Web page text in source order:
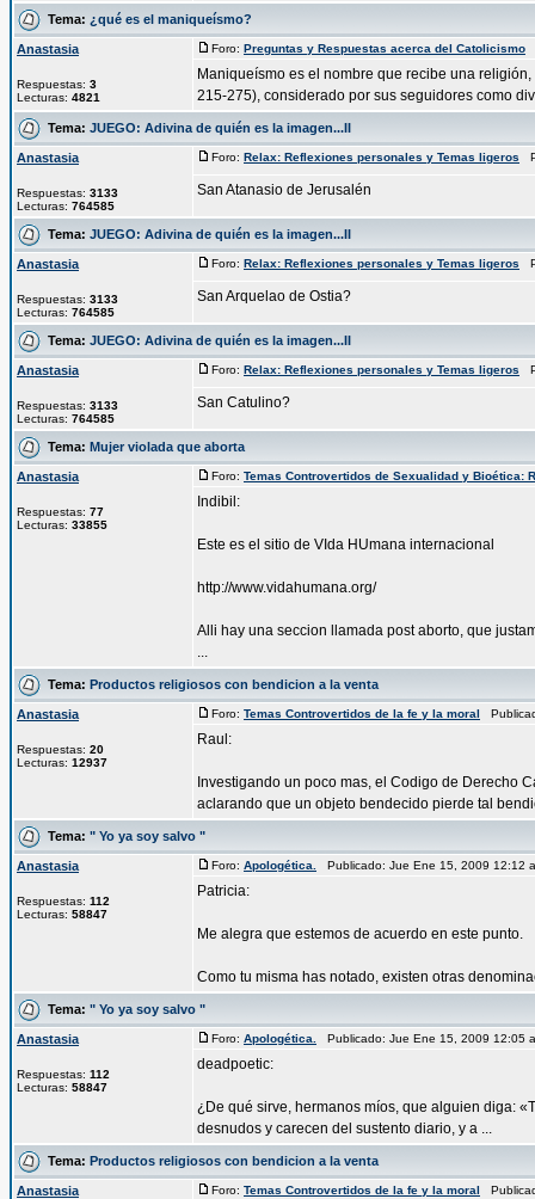
Tema: ¿qué es el maniqueísmo?
Anastasia
Respuestas: 3
Lecturas: 4821
Foro: Preguntas y Respuestas acerca del Catolicismo
Maniqueísmo es el nombre que recibe una
215-275), considerado por sus seguidores como
Tema: JUEGO: Adivina de quién es la imagen...II
Anastasia
Respuestas: 3133
Lecturas: 764585
Foro: Relax: Reflexiones personales y Temas ligeros
San Atanasio de Jerusalén
Tema: JUEGO: Adivina de quién es la imagen...II
Anastasia
Respuestas: 3133
Lecturas: 764585
Foro: Relax: Reflexiones personales y Temas ligeros
San Arquelao de Ostia?
Tema: JUEGO: Adivina de quién es la imagen...II
Anastasia
Respuestas: 3133
Lecturas: 764585
Foro: Relax: Reflexiones personales y Temas ligeros
San Catulino?
Tema: Mujer violada que aborta
Anastasia
Respuestas: 77
Lecturas: 33855
Foro: Temas Controvertidos de Sexualidad y Bioética:
Indibil:
Este es el sitio de VIda HUmana internacional
http://www.vidahumana.org/
Alli hay una seccion llamada post aborto, que
...
Tema: Productos religiosos con bendicion a la venta
Anastasia
Respuestas: 20
Lecturas: 12937
Foro: Temas Controvertidos de la fe y la moral
Raul:
Investigando un poco mas, el Codigo de Derecho
aclarando que un objeto bendecido pierde tal
Tema: " Yo ya soy salvo "
Anastasia
Respuestas: 112
Lecturas: 58847
Foro: Apologética. Publicado: Jue Ene 15, 2009 12:12
Patricia:
Me alegra que estemos de acuerdo en este punto.
Como tu misma has notado, existen otras
Tema: " Yo ya soy salvo "
Anastasia
Respuestas: 112
Lecturas: 58847
Foro: Apologética. Publicado: Jue Ene 15, 2009 12:05
deadpoetic:
¿De qué sirve, hermanos míos, que alguien diga:
desnudos y carecen del sustento diario, y a ...
Tema: Productos religiosos con bendicion a la venta
Anastasia Foro: Temas Controvertidos de la fe y la moral